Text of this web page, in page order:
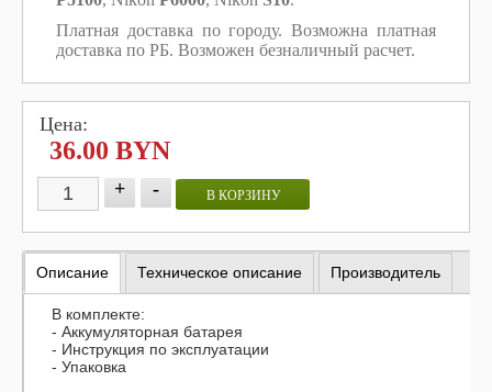
Платная доставка по городу. Возможна платная
доставка по РБ. Возможен безналичный расчет.
Цена:
36.00 BYN
+ - В КОРЗИНУ
Описание Техническое описание Производитель
В комплекте:
- Аккумуляторная батарея
- Инструкция по эксплуатации
- Упаковка